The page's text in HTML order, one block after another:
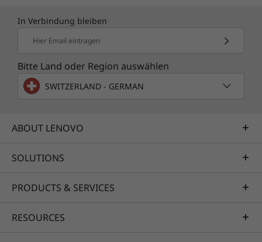
In Verbindung bleiben
Hier Email eintragen
Bitte Land oder Region auswählen
SWITZERLAND - GERMAN
ABOUT LENOVO
SOLUTIONS
PRODUCTS & SERVICES
RESOURCES